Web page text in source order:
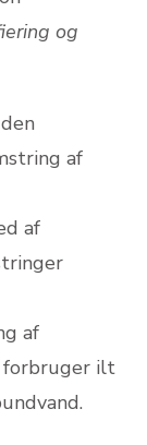
og
af
af
af
forbruger ilt